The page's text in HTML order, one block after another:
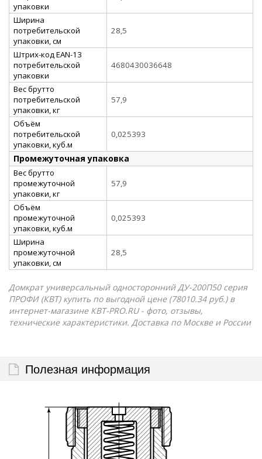
упаковки
Ширина
потребительской
упаковки, см
28,5
Штрих-код EAN-13
потребительской
упаковки
4680430036648
Вес брутто
потребительской
упаковки, кг
57,9
Объём
потребительской
упаковки, куб.м
0,025393
Промежуточная упаковка
Вес брутто
промежуточной
упаковки, кг
57,9
Объём
промежуточной
упаковки, куб.м
0,025393
Ширина
промежуточной
упаковки, см
28,5
Домкрат универсальный односторонний ДУ-200П50 серия
ПРОФИ (КВТ) купить по выгодной цене (78010.34 руб.) в
интернет-магазине КВТ-PRO.RU - фото, отзывы,
технические характеристики. Доставка по Москве и России
Полезная информация